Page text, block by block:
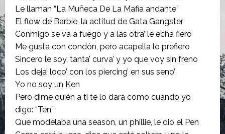
Le llaman “La Muñeca De La Mafia andante”
El flow de Barbie, la actitud de Gata Gangster
Conmigo se va a fuego y a las otra’ le echa fiero
Me gusta con condón, pero acapella lo prefiero
Sincero le soy, tanta’ curva’ y yo que voy sin freno
Los deja’ loco’ con los piercing’ en sus seno’
Yo no soy un Ken
Pero dime quién a ti te lo dará como cuando yo
digo: “Ten”
Que modelaba una season, un phillie, le dio el Pen